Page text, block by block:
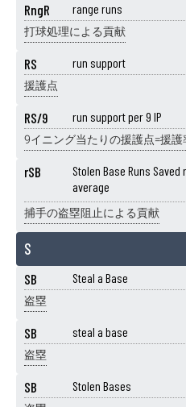
RngR range runs
打球処理による貢献
RS run support
援護点
RS/9 run support per 9 IP
9イニング当たりの援護点=援護
rSB
Stolen Base Runs Saved
average
捕手の盗塁阻止による貢献
S
SB Steal a Base
盗塁
SB steal a base
盗塁
SB Stolen Bases